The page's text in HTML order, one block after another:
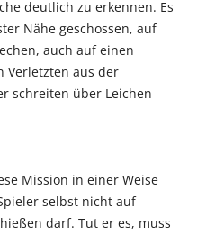
deutlich zu erkennen. Es
Nähe geschossen, auf
auch auf einen
Verletzten aus der
schreiten über Leichen
Mission in einer Weise
selbst nicht auf
darf. Tut er es, muss